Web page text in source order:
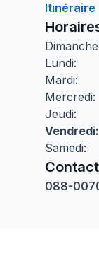
Itinéraire
Dimanche
Lundi:
Mardi:
Mercredi:
Jeudi:
Vendredi:
Samedi:
Contact
088-